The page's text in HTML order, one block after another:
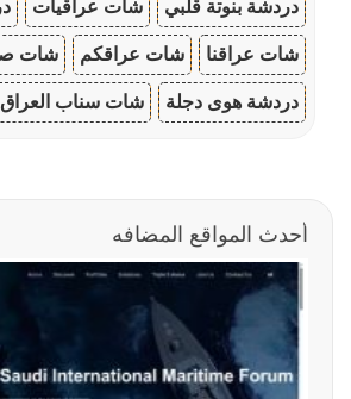
دردشة بنوتة قلبي شات عراقيات
شات عراقنا شات عراقكم شات
دردشة هوى دجلة شات سناب العراق
أحدث المواقع المضافه